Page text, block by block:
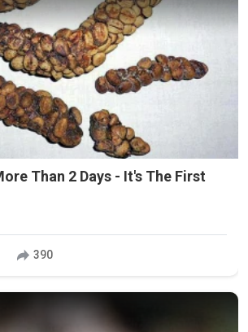
Than 2 Days - It's The First
390